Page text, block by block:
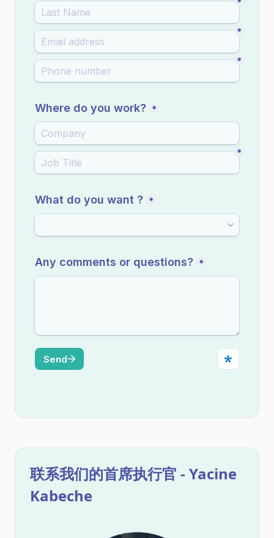
联系我们的首席执行官 - Yacine
Kabeche